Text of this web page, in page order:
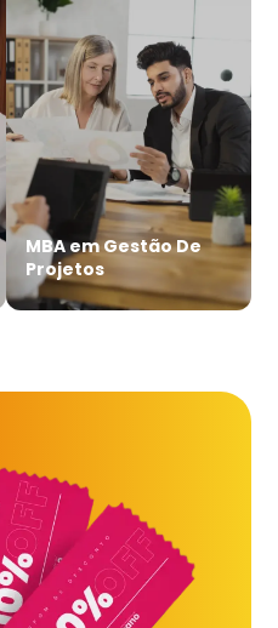
MBA em Gestão De
Projetos